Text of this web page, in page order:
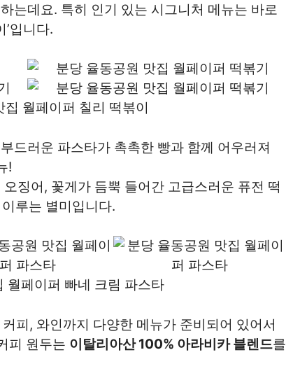
는데요. 특히 인기 있는 시그니처 메뉴는 바로
’입니다.
집 월페이퍼 칠리 떡볶이
드러운 파스타가 촉촉한 빵과 함께 어우러져
!
오징어, 꽃게가 듬뿍 들어간 고급스러운 퓨전 떡
루는 별미입니다.
월페이퍼 빠네 크림 파스타
피, 와인까지 다양한 메뉴가 준비되어 있어서
피 원두는 이탈리아산 100% 아라비카 블렌드를